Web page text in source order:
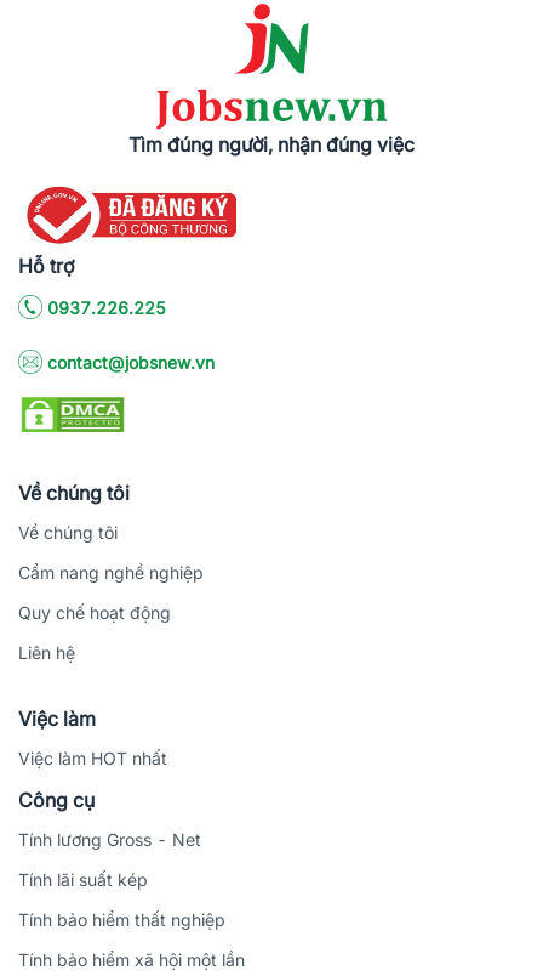
Tìm đúng người, nhận đúng việc
Hỗ trợ
0937.226.225
contact@jobsnew.vn
Về chúng tôi
Về chúng tôi
Cẩm nang nghề nghiệp
Quy chế hoạt động
Liên hệ
Việc làm
Việc làm HOT nhất
Công cụ
Tính lương Gross - Net
Tính lãi suất kép
Tính bảo hiểm thất nghiệp
Tính bảo hiểm xã hội một lần